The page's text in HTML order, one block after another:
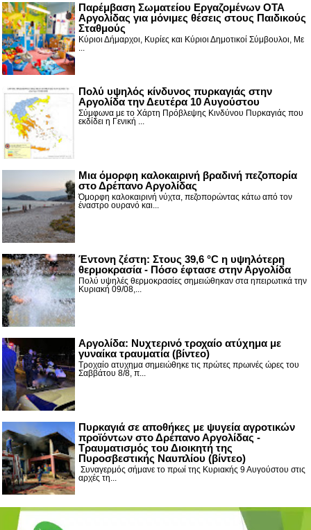
Παρέμβαση Σωματείου Εργαζομένων ΟΤΑ
Αργολίδας για μόνιμες θέσεις στους Παιδικούς
Σταθμούς
Κύριοι Δήμαρχοι, Κυρίες και Κύριοι Δημοτικοί Σύμβουλοι, Με
...
Πολύ υψηλός κίνδυνος πυρκαγιάς στην
Αργολίδα την Δευτέρα 10 Αυγούστου
Σύμφωνα με το Χάρτη Πρόβλεψης Κινδύνου Πυρκαγιάς που
εκδίδει η Γενική ...
Μια όμορφη καλοκαιρινή βραδινή πεζοπορία
στο Δρέπανο Αργολίδας
Όμορφη καλοκαιρινή νύχτα, πεζοπορώντας κάτω από τον
έναστρο ουρανό και...
Έντονη ζέστη: Στους 39,6 °C η υψηλότερη
θερμοκρασία - Πόσο έφτασε στην Αργολίδα
Πολύ υψηλές θερμοκρασίες σημειώθηκαν στα ηπειρωτικά την
Κυριακή 09/08,...
Αργολίδα: Νυχτερινό τροχαίο ατύχημα με
γυναίκα τραυματία (βίντεο)
Τροχαίο ατυχημα σημειώθηκε τις πρώτες πρωινές ώρες του
Σαββάτου 8/8, π...
Πυρκαγιά σε αποθήκες με ψυγεία αγροτικών
προϊόντων στο Δρέπανο Αργολίδας -
Τραυματισμός του Διοικητή της
Πυροσβεστικής Ναυπλίου (βίντεο)
Συναγερμός σήμανε το πρωί της Κυριακής 9 Αυγούστου στις
αρχές τη...